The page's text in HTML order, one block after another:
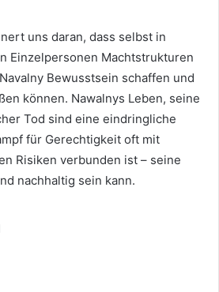
uns daran, dass selbst in
Einzelpersonen Machtstrukturen
Bewusstsein schaffen und
können. Nawalnys Leben, seine
Tod sind eine eindringliche
für Gerechtigkeit oft mit
Risiken verbunden ist – seine
nachhaltig sein kann.